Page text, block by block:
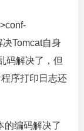
Tomcat自身
码解决了，但
序打印日志还
的编码解决了